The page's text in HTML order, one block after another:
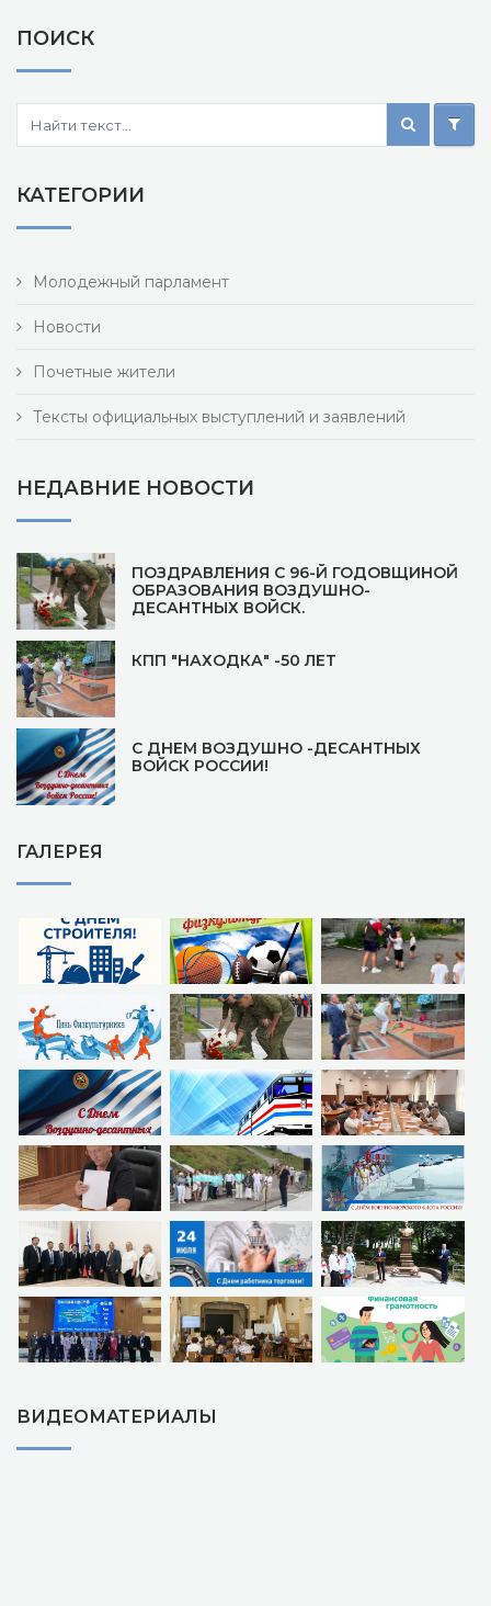
ПОИСК
КАТЕГОРИИ
Молодежный парламент
Новости
Почетные жители
Тексты официальных выступлений и заявлений
НЕДАВНИЕ НОВОСТИ
ПОЗДРАВЛЕНИЯ С 96-Й ГОДОВЩИНОЙ
ОБРАЗОВАНИЯ ВОЗДУШНО-
ДЕСАНТНЫХ ВОЙСК.
КПП "НАХОДКА" -50 ЛЕТ
С ДНЕМ ВОЗДУШНО -ДЕСАНТНЫХ
ВОЙСК РОССИИ!
ГАЛЕРЕЯ
ВИДЕОМАТЕРИАЛЫ